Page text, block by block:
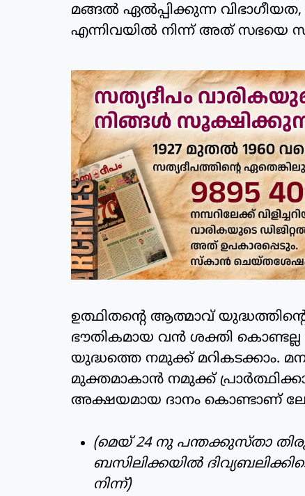
മങ്ങല്‍ ഏല്‍പ്പിക്കുന്ന വിഭാഗീയത,
എന്നിവയില്‍ നിന്ന് അത് സഭയെ
ഉത്ഥിതന്റെ ആത്മാവ് യുദ്ധത്തിന്റെ
ഭൗതികമായ വന്‍ ശക്തി
യുദ്ധത്തെ നമുക്ക് മറികടക്കാം.
മുക്തമാകാന്‍ നമുക്ക്
അക്ഷയമായ ദാനം കൊണ്ടാണ്
(മെയ് 24 നു പന്തക്കുസ്താ
ബസിലിക്കയില്‍
നിന്ന്)